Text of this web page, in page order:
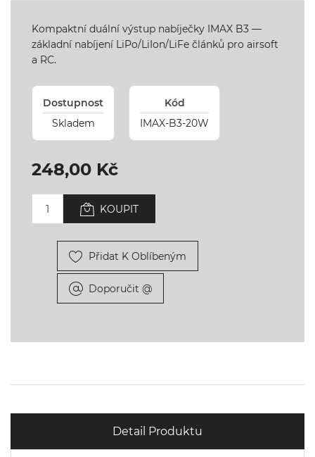
Kompaktní duální výstup nabíječky IMAX B3 —
základní nabíjení LiPo/LiIon/LiFe článků pro airsoft
a RC.
Dostupnost
Skladem
Kód
IMAX-B3-20W
248,00 Kč
KOUPIT
Přidat K Oblíbeným
Doporučit @
Detail Produktu